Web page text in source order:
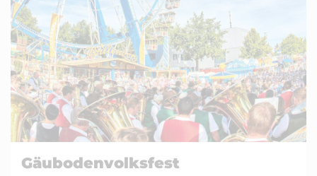
Gäubodenvolksfest